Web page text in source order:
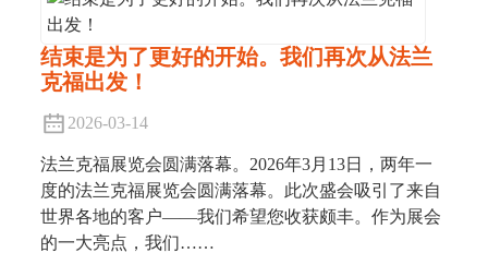
结束是为了更好的开始。我们再次从法兰
克福出发！
2026-03-14
法兰克福展览会圆满落幕。2026年3月13日，两年一
度的法兰克福展览会圆满落幕。此次盛会吸引了来自
世界各地的客户——我们希望您收获颇丰。作为展会
的一大亮点，我们……